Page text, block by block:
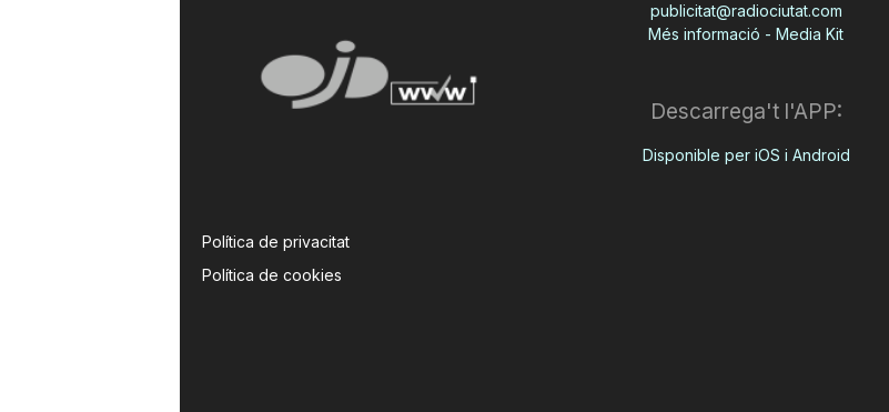
Política de privacitat
Política de cookies
publicitat@radiociutat.com
Més informació - Media Kit
Descarrega't l'APP:
Disponible per iOS i Android